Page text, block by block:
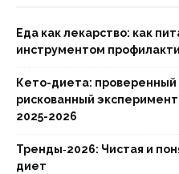
Еда как лекарство: как
инструментом
Кето-диета:
рискованный
2025-2026
Тренды‑2026: Чистая и
диет